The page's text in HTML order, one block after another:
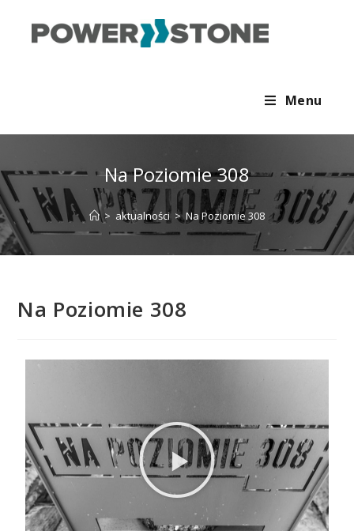
Menu
Na Poziomie 308
> aktualności > Na Poziomie 308
Na Poziomie 308